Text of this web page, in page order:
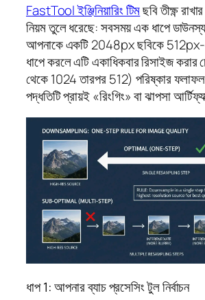
FastTool ইঞ্জিনিয়ারিং টিমছবি তীক্ষ্ণ
নিয়ম তুলে ধরেছে: সবসময় এক ধাপে
আপনাকে একটি 2048px ছবিকে 512px-
ধাপে করলে এটি একাধিকবার রিসাইজ
থেকে 1024 তারপর 512) পরিষ্কার
পদ্ধতিটি প্রায়ই «রিংগিং» বা ঝাপসা
ধাপ 1: আপনার ব্যাচ প্রসেসিং টুল নির্বাচন